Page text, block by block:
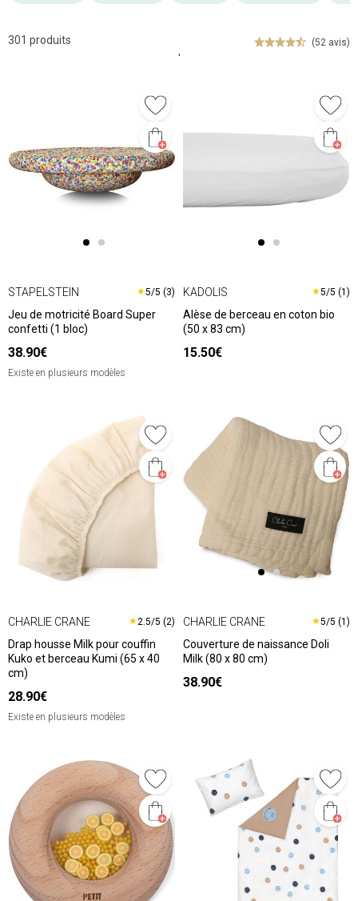
301 produits (52 avis)
'
STAPELSTEIN ★5/5 (3)
Jeu de motricité Board Super
confetti (1 bloc)
38.90€
Existe en plusieurs modèles
KADOLIS ★5/5 (1)
Alèse de berceau en coton bio
(50 x 83 cm)
15.50€
CHARLIE CRANE ★2.5/5 (2)
Drap housse Milk pour couffin
Kuko et berceau Kumi (65 x 40
cm)
28.90€
Existe en plusieurs modèles
CHARLIE CRANE ★5/5 (1)
Couverture de naissance Doli
Milk (80 x 80 cm)
38.90€